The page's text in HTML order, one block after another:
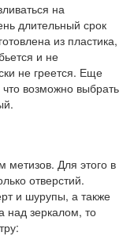
на
длительный срок
из пластика,
и не
не греется. Еще
возможно выбрать
метизов. Для этого в
отверстий.
и шурупы, а также
над зеркалом, то